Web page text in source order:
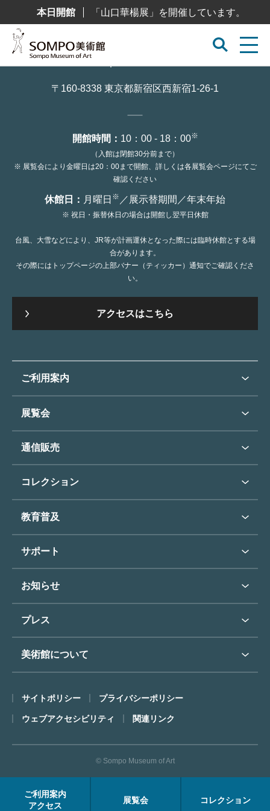
テ
本日開館 「山口華楊展」を開催しています。
ご利用案内
アクセス
展覧会 コレクション
〒160-8338 東京都新宿区西新宿1-26-1
開館時間： 10：00 - 18：00※
（入館は閉館30分前まで）
※ 展覧会により金曜日は20：00まで開館、詳しくは各展覧会ページにてご
確認ください
休館日： 月曜日 ※ ／展示替期間／年末年始
※ 祝日・振替休日の場合は開館し翌平日休館
台風、大雪などにより、JR等が計画運休となった際には臨時休館とする場
合があります。
その際にはトップページの上部バナー（ティッカー）通知でご確認くださ
い。
アクセスはこちら
ご利用案内
ご利用案内トップ
開館時間・休館日
アクセス
団体のご利用について
バリアフリー／小さなお子様
フロアマップ
ミュージアムショップ
カフェ
展覧会
展覧会・イベントトップ
次回の展覧会
展覧会スケジュール
過去の展覧会
通信販売
通信販売トップ
コレクション
コレクショントップ
東郷青児
コレクションハイライト
教育普及
教育普及トップ
オンラインで美術鑑賞
博物館実習について
サポート
よくあるご質問
東郷⻘児作品著作権申請
お知らせ
お知らせトップ
プレス
プレスリリーストップ
美術館について
ごあいさつ
コンセプト
沿革
FACEアーカイブス
サイトポリシー プライバシーポリシー
ウェブアクセシビリティ 関連リンク
© Sompo Museum of Art